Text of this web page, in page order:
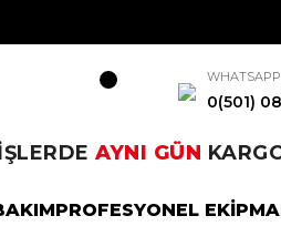
0(501)
AYNI GÜN
PROFESYONEL